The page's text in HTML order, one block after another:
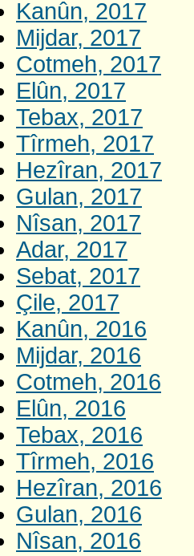
Kanûn, 2017
Mijdar, 2017
Cotmeh, 2017
Elûn, 2017
Tebax, 2017
Tîrmeh, 2017
Hezîran, 2017
Gulan, 2017
Nîsan, 2017
Adar, 2017
Sebat, 2017
Çile, 2017
Kanûn, 2016
Mijdar, 2016
Cotmeh, 2016
Elûn, 2016
Tebax, 2016
Tîrmeh, 2016
Hezîran, 2016
Gulan, 2016
Nîsan, 2016